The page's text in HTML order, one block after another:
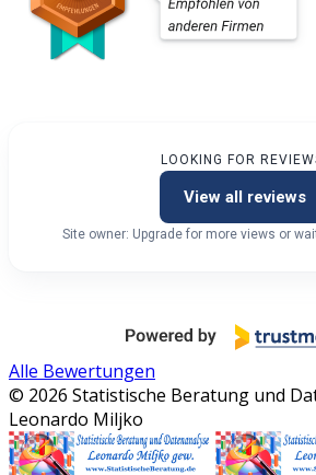
LOOKING FOR
View all reviews
Site owner: Upgrade for more views or
Alle Bewertungen
© 2026 Statistische Beratung und
Leonardo Miljko